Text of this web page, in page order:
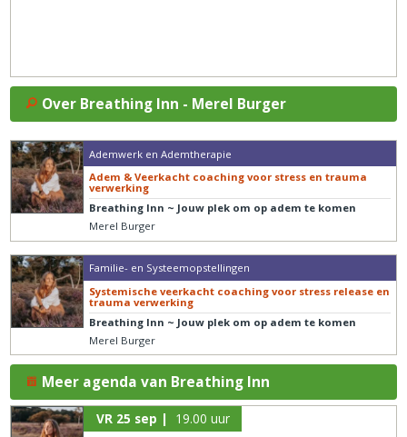
Over Breathing Inn - Merel Burger
Ademwerk en Ademtherapie
Adem & Veerkacht coaching voor stress en trauma
verwerking
Breathing Inn ~ Jouw plek om op adem te komen
Merel Burger
Familie- en Systeemopstellingen
Systemische veerkacht coaching voor stress release en
trauma verwerking
Breathing Inn ~ Jouw plek om op adem te komen
Merel Burger
Meer agenda van Breathing Inn
VR 25 sep | 19.00 uur